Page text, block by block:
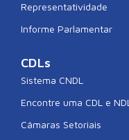
Representatividade
Informe Parlamentar
CDLs
Sistema CNDL
Encontre uma CDL e NDL
Câmaras Setoriais